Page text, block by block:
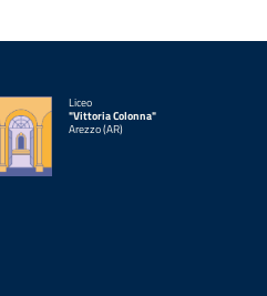
Liceo
"Vittoria Colonna"
Arezzo (AR)